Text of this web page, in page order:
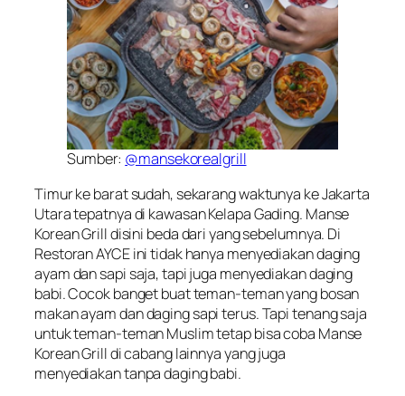
Sumber: @mansekorealgrill
Timur ke barat sudah, sekarang waktunya ke Jakarta
Utara tepatnya di kawasan Kelapa Gading. Manse
Korean Grill disini beda dari yang sebelumnya. Di
Restoran AYCE ini tidak hanya menyediakan daging
ayam dan sapi saja, tapi juga menyediakan daging
babi. Cocok banget buat teman-teman yang bosan
makan ayam dan daging sapi terus. Tapi tenang saja
untuk teman-teman Muslim tetap bisa coba Manse
Korean Grill di cabang lainnya yang juga
menyediakan tanpa daging babi.